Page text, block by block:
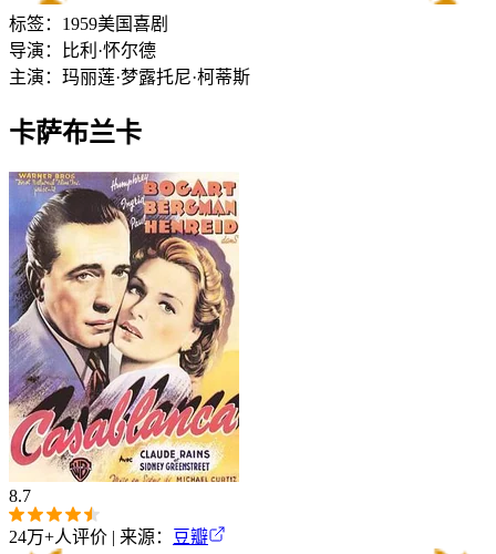
标签： 1959美国喜剧
导演：
比利·怀尔德
主演： 玛丽莲·梦露托尼·柯蒂斯
卡萨布兰卡
8.7
24万+人评价 | 来源： 豆瓣